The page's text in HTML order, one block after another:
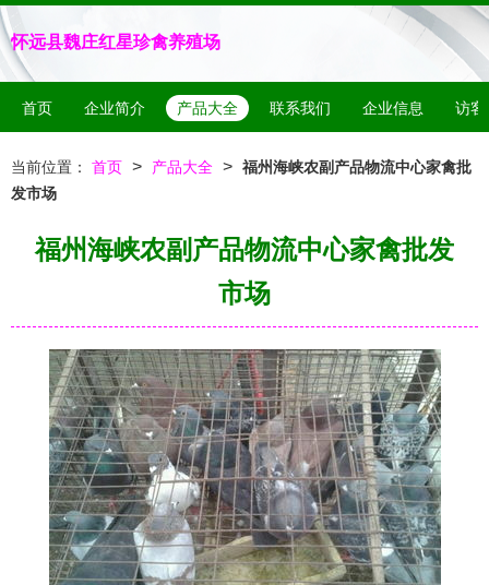
怀远县魏庄红星珍禽养殖场
首页 企业简介 产品大全 联系我们 企业信息 访客
当前位置： 首页 > 产品大全 > 福州海峡农副产品物流中心家禽批
发市场
福州海峡农副产品物流中心家禽批发
市场